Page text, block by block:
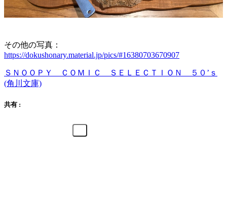
その他の写真：
https://dokushonary.material.jp/pics/#16380703670907
ＳＮＯＯＰＹ ＣＯＭＩＣ ＳＥＬＥＣＴＩＯＮ ５０’ｓ
(角川文庫)
共有 :